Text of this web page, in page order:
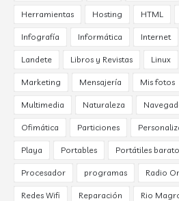
Herramientas Hosting HTML
Infografía Informática Internet
Landete Libros y Revistas Linux
Marketing Mensajería Mis fotos
Multimedia Naturaleza
Ofimática Particiones
Playa Portables Portátiles
Procesador programas Radio
Redes Wifi Reparación Rio